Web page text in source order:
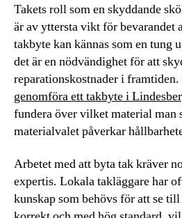
Takets roll som en skyddande
är av yttersta vikt för bevarandet
takbyte kan kännas som en tung
det är en nödvändighet för att
reparationskostnader i
genomföra ett takbyte i
fundera över vilket material man
materialvalet påverkar
Arbetet med att byta tak kräver
expertis. Lokala takläggare har
kunskap som behövs för att se